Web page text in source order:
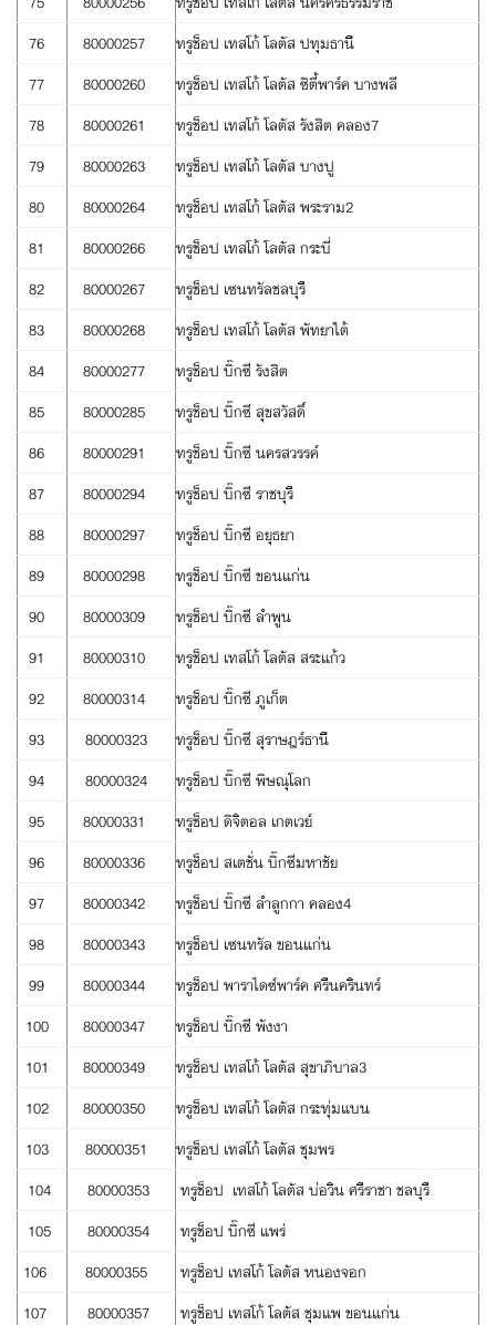
76
80000257
ทรูช็อป เทสโก้ โลตัส ปทุมธานี
77
80000260
ทรูช็อป เทสโก้ โลตัส ซิตี้พาร์ค บางพลี
78
80000261
ทรูช็อป เทสโก้ โลตัส รังสิต คลอง7
79
80000263
ทรูช็อป เทสโก้ โลตัส บางปู
80
80000264
ทรูช็อป เทสโก้ โลตัส พระราม2
81
80000266
ทรูช็อป เทสโก้ โลตัส กระบี่
82
80000267
ทรูช็อป เซนทรัลชลบุรี
83
80000268
ทรูช็อป เทสโก้ โลตัส พัทยาใต้
84
80000277
ทรูช็อป บิ๊กซี รังสิต
85
80000285
ทรูช็อป บิ๊กซี สุขสวัสดิ์
86
80000291
ทรูช็อป บิ๊กซี นครสวรรค์
87
80000294
ทรูช็อป บิ๊กซี ราชบุรี
88
80000297
ทรูช็อป บิ๊กซี อยุธยา
89
80000298
ทรูช็อป บิ๊กซี ขอนแก่น
90
80000309
ทรูช็อป บิ๊กซี ลำพูน
91
80000310
ทรูช็อป เทสโก้ โลตัส สระแก้ว
92
80000314
ทรูช็อป บิ๊กซี ภูเก็ต
93
80000323
ทรูช็อป บิ๊กซี สุราษฎร์ธานี
94
80000324
ทรูช็อป บิ๊กซี พิษณุโลก
95
80000331
ทรูช็อป ดิจิตอล เกตเวย์
96
80000336
ทรูช็อป สเตชั่น บิ๊กซีมหาชัย
97
80000342
ทรูช็อป บิ๊กซี ลำลูกกา คลอง4
98
80000343
ทรูช็อป เซนทรัล ขอนแก่น
99
80000344
ทรูช็อป พาราไดซ์พาร์ค ศรีนครินทร์
100
80000347
ทรูช็อป บิ๊กซี พังงา
101
80000349
ทรูช็อป เทสโก้ โลตัส สุขาภิบาล3
102
80000350
ทรูช็อป เทสโก้ โลตัส กระทุ่มแบน
103
80000351
ทรูช็อป เทสโก้ โลตัส ชุมพร
104
80000353
ทรูช็อป เทสโก้ โลตัส บ่อวิน ศรีราชา ชลบุรี
105
80000354
ทรูช็อป บิ๊กซี แพร่
106
80000355
ทรูช็อป เทสโก้ โลตัส หนองจอก
107
80000357 ทรูช็อป เทสโก้ โลตัส ชุมแพ ขอนแก่น